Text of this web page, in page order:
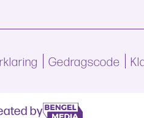
Gedragscode
by